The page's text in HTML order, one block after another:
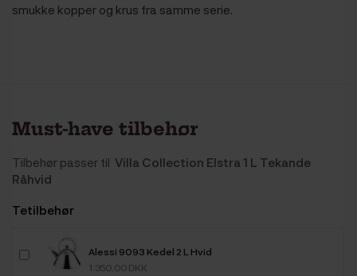
smukke kopper og krus fra samme serie.
Must-have tilbehør
Tilbehør passer til Villa Collection Elstra 1 L Tekande
Råhvid
Tetilbehør
Alessi 9093 Kedel 2 L Hvid
1.350,00 DKK